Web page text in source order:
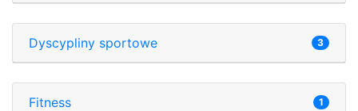
Dyscypliny sportowe 3
Fitness 1